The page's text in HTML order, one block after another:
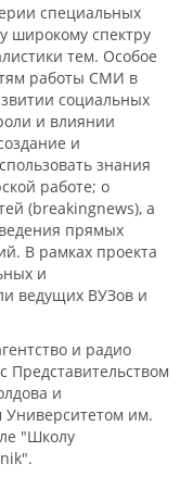
специальных
широкому спектру
тем. Особое
работы СМИ в
социальных
и влиянии
и
знания
работе; о
(breakingnews), а
прямых
В рамках проекта
и
ведущих ВУЗов и
и радио
Представительством
и
Университетом им.
"Школу